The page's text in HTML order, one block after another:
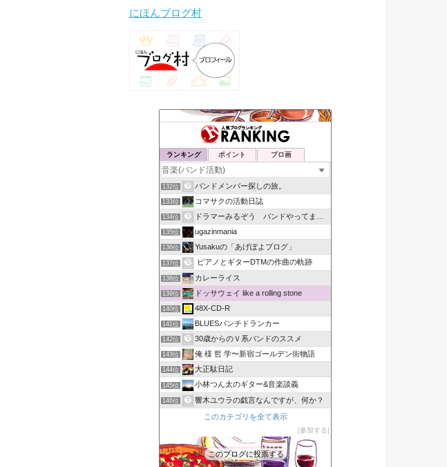
にほんブログ村
ランキング ポイント ブロ画
132位 バンドメンバー探しの旅。
133位 コマサクの活動日誌
134位 ドラマーみるぞう バンドやってまするぅ
135位 ugazinmania
136位 Yusakuの「あげぽよブログ」
137位 ピアノとギターDTMの作曲の軌跡
138位 カレーライス
139位 ドッサウェイ like a rolling stone
140位 48X-CD-R
141位 BLUESパンチドランカー
142位 30歳からのＶ系バンドのススメ
143位 俺 様 哲 学〜新宿ゴールデン街物語
144位 大正駄日記
145位 小林つん太のギター&音楽談義
146位 響木ユウラの戯言なんですが、何か？
このカテゴリを全て表示
参加する
このブログに投票する